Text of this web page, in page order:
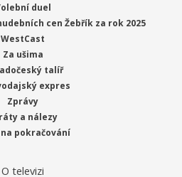
duel
cen Žebřík za rok 2025
WestCast
Za ušima
talíř
expres
Zprávy
a nálezy
pokračování
O televizi